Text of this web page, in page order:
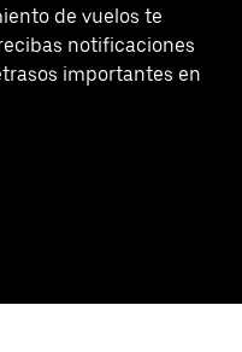
de vuelos te
notificaciones
importantes en